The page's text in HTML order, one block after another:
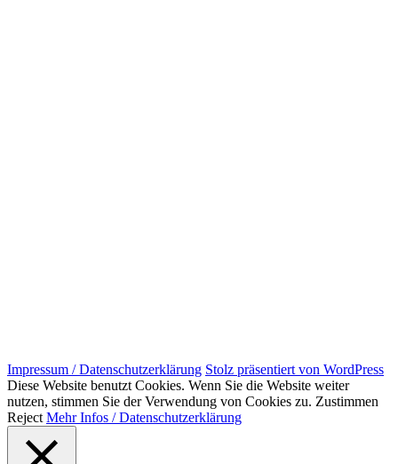
Impressum / Datenschutzerklärung Stolz präsentiert von WordPress
Diese Website benutzt Cookies. Wenn Sie die Website weiter
nutzen, stimmen Sie der Verwendung von Cookies zu. Zustimmen
Reject Mehr Infos / Datenschutzerklärung